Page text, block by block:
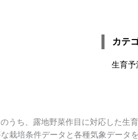
カテ
生育予
うち、露地野菜作目に対応した生
栽培条件データと各種気象データを